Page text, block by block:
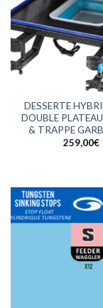
DESSERTE
DOUBLE
& TRAPPE
259,00€